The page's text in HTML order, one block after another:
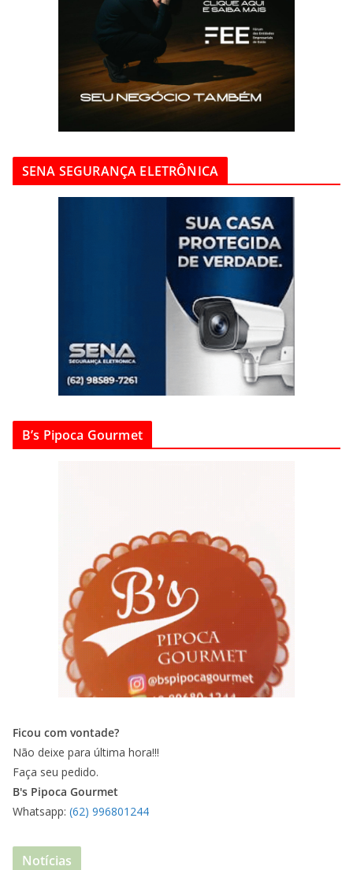
SENA SEGURANÇA ELETRÔNICA
B’s Pipoca Gourmet
Ficou com vontade?
Não deixe para última hora!!!
Faça seu pedido.
B's Pipoca Gourmet
Whatsapp: (62) 996801244
Notícias